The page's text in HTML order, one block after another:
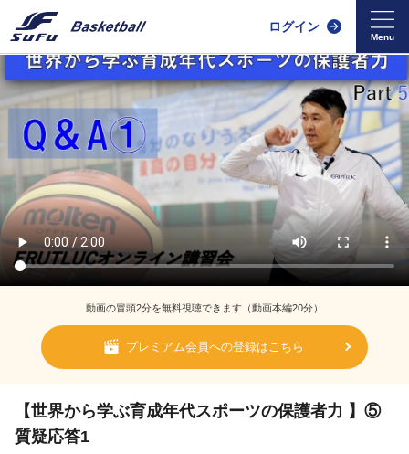
ログイン
動画の冒頭2分を無料視聴できます（動画本編20分）
プレミアム会員への登録はこちら
【世界から学ぶ育成年代スポーツの保護者力 】⑤
質疑応答1